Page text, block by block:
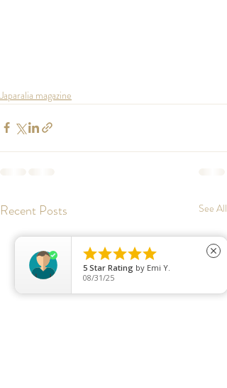
Japaralia magazine
Recent Posts See All

5 Star Rating by Emi Y.
08/31/25
close